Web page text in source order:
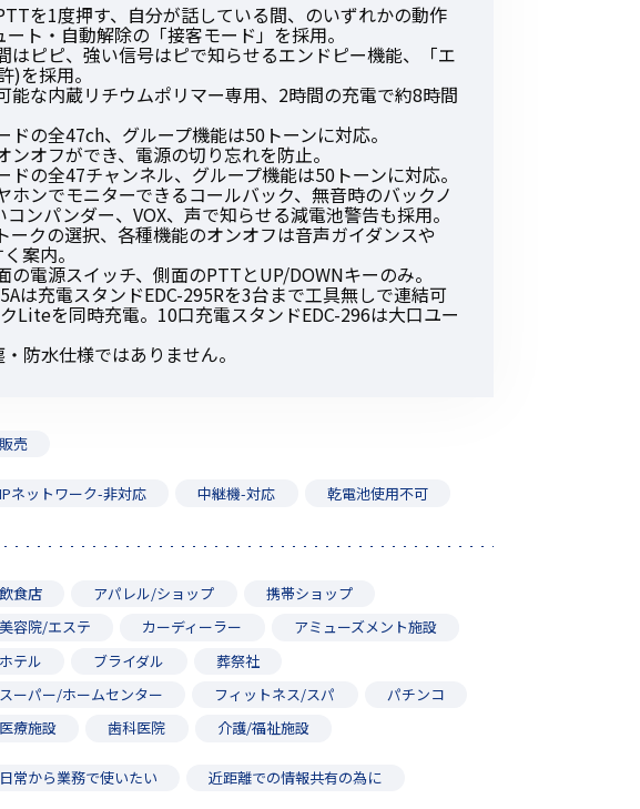
を1度押す、自分が話している間、のいずれかの動作
ト・自動解除の「接客モード」を採用。
ピピ、強い信号はピで知らせるエンドピー機能、「エ
)を採用。
な内蔵リチウムポリマー専用、2時間の充電で約8時間
の全47ch、グループ機能は50トーンに対応。
オフができ、電源の切り忘れを防止。
の全47チャンネル、グループ機能は50トーンに対応。
ンでモニターできるコールバック、無音時のバックノ
ンパンダー、VOX、声で知らせる減電池警告も採用。
クの選択、各種機能のオンオフは音声ガイダンスや
案内。
電源スイッチ、側面のPTTとUP/DOWNキーのみ。
は充電スタンドEDC-295Rを3台まで工具無しで連結可
Liteを同時充電。10口充電スタンドEDC-296は大口ユー
防水仕様ではありません。
販売
IPネットワーク-非対応 中継機-対応 乾電池使用不可
飲食店 アパレル/ショップ
携帯ショップ
美容院/エステ
カーディーラー
アミューズメント施設
ホテル
ブライダル
葬祭社
スーパー/ホームセンター
フィットネス/スパ
パチンコ
医療施設
歯科医院 介護/福祉施設
日常から業務で使いたい 近距離での情報共有の為に